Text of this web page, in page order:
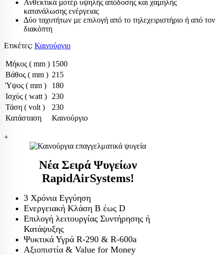
Ανθεκτικά µοτέρ υψηλής απόδοσης και χαµηλής
κατανάλωσης ενέργειας
∆ύο ταχυτήτων µε επιλογή από το τηλεχειριστήριο ή από τον
διακόπτη
Ετικέτες: Καινούργιο
Μήκος ( mm ) 1500
Βάθος ( mm ) 215
Ύψος ( mm )
180
Ισχύς ( watt )
230
Τάση ( volt )
230
Κατάσταση
Καινούργιο
+
Νέα Σειρά Ψυγείων
RapidAirSystems!
3 Χρόνια Εγγύηση
Ενεργειακή Κλάση Β έως D
Επιλογή λειτουργίας Συντήρησης ή
Κατάψυξης
Ψυκτικά Υγρά R-290 & R-600a
Αξιοπιστία & Value for Money